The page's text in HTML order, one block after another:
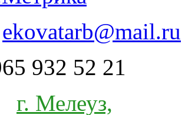
ekovatarb@mail.ru
932 52 21
г. Мелеуз,